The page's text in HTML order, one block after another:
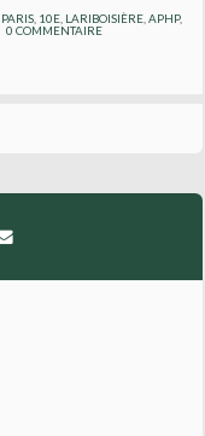
PARIS 10E LARIBOISIÈRE ,APHP,
0 COMMENTAIRE